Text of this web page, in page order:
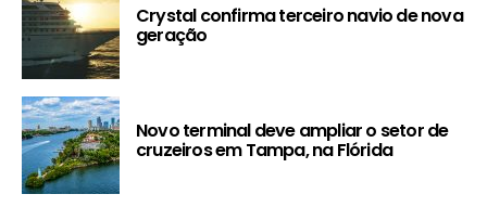
Crystal confirma terceiro navio de nova
geração
Novo terminal deve ampliar o setor de
cruzeiros em Tampa, na Flórida